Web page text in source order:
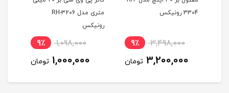
3304 رونیکس
3,498,000 9٪
3,200,000 تومان
متری مدل RH-3206
رونیکس
1,098,000 9٪
1,000,000 تومان